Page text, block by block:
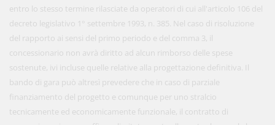
entro lo stesso termine rilasciate da operatori di cui all'articolo 106 del
decreto legislativo 1° settembre 1993, n. 385. Nel caso di risoluzione
del rapporto ai sensi del primo periodo e del comma 3, il
concessionario non avrà diritto ad alcun rimborso delle spese
sostenute, ivi incluse quelle relative alla progettazione definitiva. Il
bando di gara può altresì prevedere che in caso di parziale
finanziamento del progetto e comunque per uno stralcio
tecnicamente ed economicamente funzionale, il contratto di